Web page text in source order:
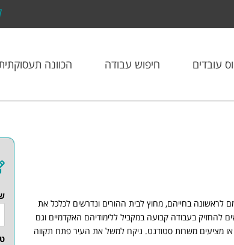
עובדים חיפוש עבודה הכוונה
לראשונה בחייהם, מחוץ לבית ההורים ונדרשים לכלכל את
בעבודה קבועה במקביל ללימודיהם האקדמיים וגם
או מציעים משרות סטודנט. ניקח למשל את העיר פתח תקווה